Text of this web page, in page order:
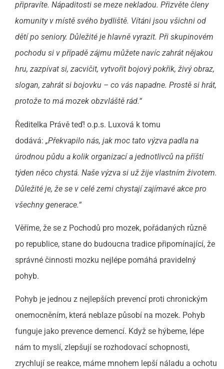
připravíte. Nápaditosti se meze nekladou. Přizvěte členy
komunity v místě svého bydliště. Vítáni jsou všichni od
dětí po seniory. Důležité je hlavně vyrazit. Při skupinovém
pochodu si v případě zájmu můžete navíc zahrát nějakou
hru, zazpívat si, zacvičit, vytvořit bojový pokřik, živý obraz,
slogan, zahrát si bojovku – co vás napadne. Prostě si hrát,
protože to má mozek obzvláště rád.“
Ředitelka Právě teď! o.p.s. Luxová k tomu
dodává: „Překvapilo nás, jak moc tato výzva padla na
úrodnou půdu a kolik organizací a jednotlivců na příští
týden něco chystá. Naše výzva si už žije vlastním životem.
Důležité je, že se v celé zemi chystají zajímavé akce pro
všechny generace.“
Věříme, že se z Pochodů pro mozek, pořádaných různě
po republice, stane do budoucna tradice připomínající, že
správné činnosti mozku nejlépe pomáhá pravidelný
pohyb.
Pohyb je jednou z nejlepších prevencí proti chronickým
onemocněním, která neblaze působí na mozek. Pohyb
funguje jako prevence demencí. Když se hýbeme, lépe
nám to myslí, zlepšují se rozhodovací schopnosti,
zrychlují se reakce, máme mnohem lepší náladu a ochotu